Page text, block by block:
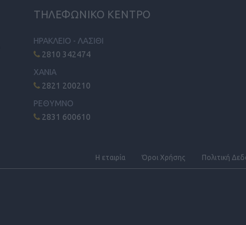
ΤΗΛΕΦΩΝΙΚΟ ΚΕΝΤΡΟ
ΗΡΑΚΛΕΙΟ - ΛΑΣΙΘΙ
2810 342474
ΧΑΝΙΑ
2821 200210
ΡΕΘΥΜΝΟ
2831 600610
Η εταιρία Όροι Xρήσης Πολιτική